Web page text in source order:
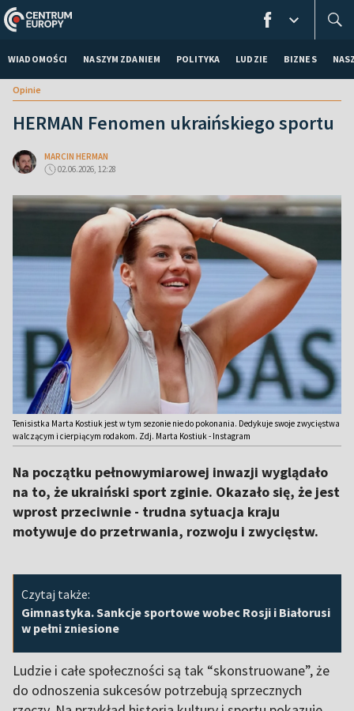
WIADOMOŚCI NASZYM ZDANIEM POLITYKA LUDZIE BIZNES
Opinie
HERMAN Fenomen ukraińskiego sportu
MARCIN HERMAN
02.06.2026, 12:28
Tenisistka Marta Kostiuk jest w tym sezonie nie do pokonania. Dedykuje swoje zwycięstwa
walczącym i cierpiącym rodakom. Zdj. Marta Kostiuk - Instagram
Na początku pełnowymiarowej inwazji wyglądało
na to, że ukraiński sport zginie. Okazało się, że jest
wprost przeciwnie - trudna sytuacja kraju
motywuje do przetrwania, rozwoju i zwycięstw.
Czytaj także:
Gimnastyka. Sankcje sportowe wobec Rosji i Białorusi
w pełni zniesione
Ludzie i całe społeczności są tak “skonstruowane”, że
do odnoszenia sukcesów potrzebują sprzecznych